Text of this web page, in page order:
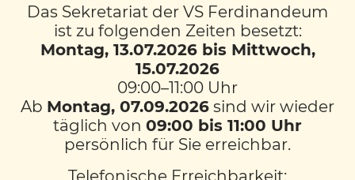
VS Ferdinandeum
VS Ferdinandeum
13:20
Das Sekretariat der VS Ferdinandeum
ist zu folgenden Zeiten besetzt:
Montag, 13.07.2026 bis Mittwoch,
15.07.2026
09:00–11:00 Uhr
Ab Montag, 07.09.2026 sind wir wieder
täglich von 09:00 bis 11:00 Uhr
persönlich für Sie erreichbar.
Telefonische Erreichbarkeit: